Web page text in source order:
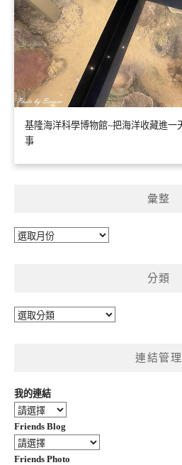
基隆海洋科學博物館~把海洋收藏進一
事
彙整
彙
分類
分
連結管理
我的連結
Friends Blog
Friends Photo